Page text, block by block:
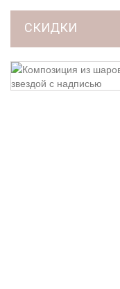
СКИДКИ